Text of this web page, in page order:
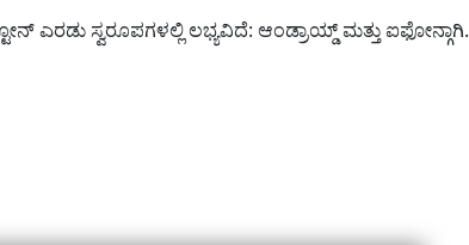
ಎರಡು ಸ್ವರೂಪಗಳಲ್ಲಿ ಲಭ್ಯವಿದೆ: ಆಂಡ್ರಾಯ್ಡ್ ಮತ್ತು ಐಫೋನ್ಗಾಗಿ.